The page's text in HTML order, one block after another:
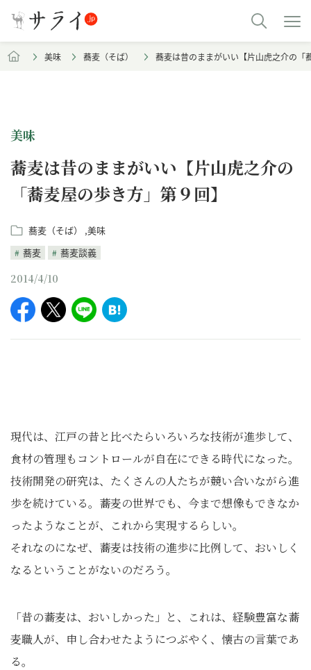
美味 蕎麦（そば） 蕎麦は昔のままがいい【片山虎之介の「
美味
蕎麦は昔のままがいい【片山虎之介の
「蕎麦屋の歩き方」第９回】
蕎麦（そば）
美味
蕎麦
蕎麦談義
2014/4/10
現代は、江戸の昔と比べたらいろいろな技術が進歩して、
食材の管理もコントロールが自在にできる時代になった。
技術開発の研究は、たくさんの人たちが競い合いながら進
歩を続けている。蕎麦の世界でも、今まで想像もできなか
ったようなことが、これから実現するらしい。
それなのになぜ、蕎麦は技術の進歩に比例して、おいしく
なるということがないのだろう。
「昔の蕎麦は、おいしかった」と、これは、経験豊富な蕎
麦職人が、申し合わせたようにつぶやく、懐古の言葉であ
る。